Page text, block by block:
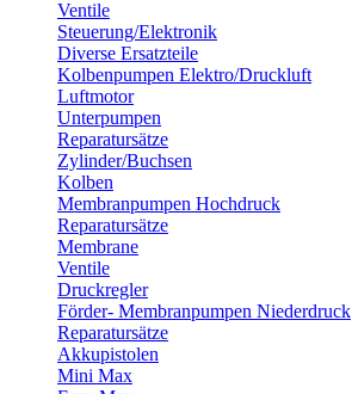
Ventile
Steuerung/Elektronik
Diverse Ersatzteile
Kolbenpumpen Elektro/Druckluft
Luftmotor
Unterpumpen
Reparatursätze
Zylinder/Buchsen
Kolben
Membranpumpen Hochdruck
Reparatursätze
Membrane
Ventile
Druckregler
Förder- Membranpumpen Niederdruck
Reparatursätze
Akkupistolen
Mini Max